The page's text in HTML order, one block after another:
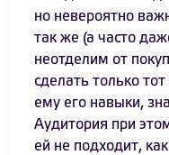
но невероятно
так же (а часто
неотделим от
сделать только
ему его навыки,
Аудитория при
ей не подходит,